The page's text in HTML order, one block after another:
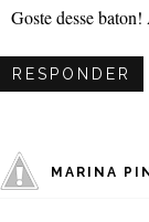
Goste desse
RESPONDER
MARINA